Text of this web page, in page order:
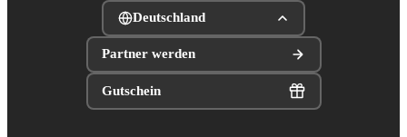
Deutschland
Partner werden
Gutschein